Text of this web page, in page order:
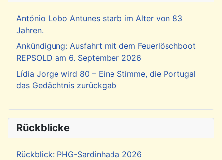
António Lobo Antunes starb im Alter von 83
Jahren.
Ankündigung: Ausfahrt mit dem Feuerlöschboot
REPSOLD am 6. September 2026
Lídia Jorge wird 80 – Eine Stimme, die Portugal
das Gedächtnis zurückgab
Rückblicke
Rückblick: PHG-Sardinhada 2026